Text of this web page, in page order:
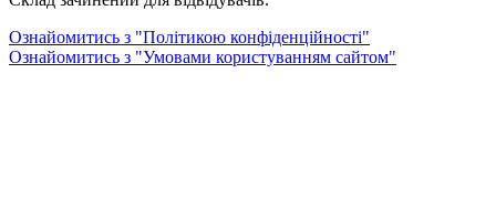
Ознайомитись з "Політикою конфіденційності"
Ознайомитись з "Умовами користуванням сайтом"